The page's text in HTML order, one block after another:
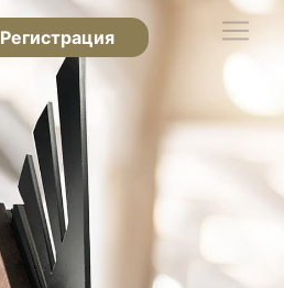
Регистрация